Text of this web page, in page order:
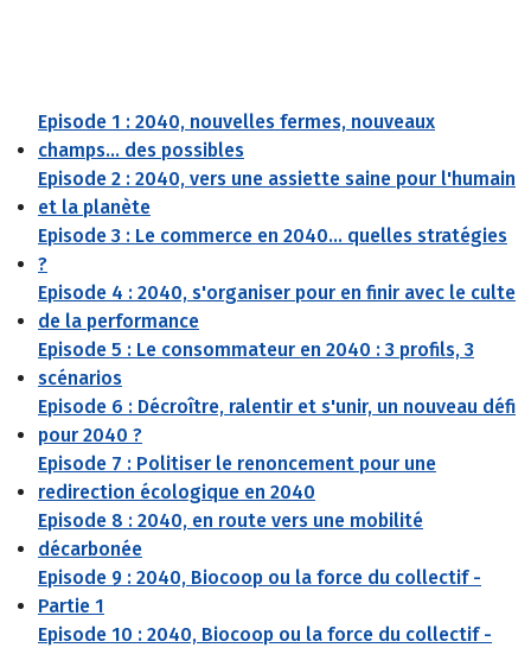
Episode 1 : 2040, nouvelles fermes, nouveaux
champs... des possibles
Episode 2 : 2040, vers une assiette saine pour l'humain
et la planète
Episode 3 : Le commerce en 2040... quelles stratégies
?
Episode 4 : 2040, s'organiser pour en finir avec le culte
de la performance
Episode 5 : Le consommateur en 2040 : 3 profils, 3
scénarios
Episode 6 : Décroître, ralentir et s'unir, un nouveau défi
pour 2040 ?
Episode 7 : Politiser le renoncement pour une
redirection écologique en 2040
Episode 8 : 2040, en route vers une mobilité
décarbonée
Episode 9 : 2040, Biocoop ou la force du collectif -
Partie 1
Episode 10 : 2040, Biocoop ou la force du collectif -